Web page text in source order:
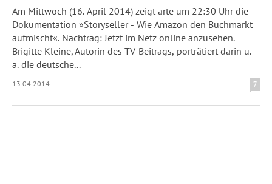
Am Mittwoch (16. April 2014) zeigt arte um 22:30 Uhr die
Dokumentation »Storyseller - Wie Amazon den Buchmarkt
aufmischt«. Nachtrag: Jetzt im Netz online anzusehen.
Brigitte Kleine, Autorin des TV-Beitrags, porträtiert darin u.
a. die deutsche...
13.04.2014 7